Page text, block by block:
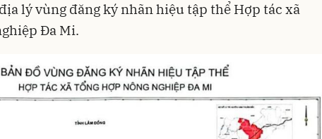
lý vùng đăng ký nhãn hiệu tập thể Hợp tác xã
Đa Mi.